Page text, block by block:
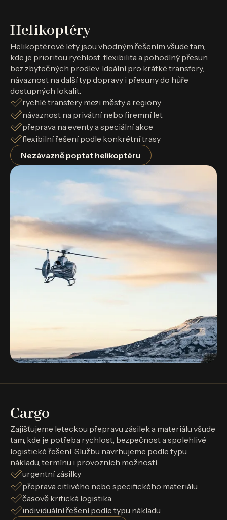
Helikoptéry
Helikoptérové lety jsou vhodným řešením všude tam,
kde je prioritou rychlost, flexibilita a pohodlný přesun
bez zbytečných prodlev. Ideální pro krátké transfery,
návaznost na další typ dopravy i přesuny do hůře
dostupných lokalit.
rychlé transfery mezi městy a regiony
návaznost na privátní nebo firemní let
přeprava na eventy a speciální akce
flexibilní řešení podle konkrétní trasy
Nezávazně poptat helikoptéru
Cargo
Zajišťujeme leteckou přepravu zásilek a materiálu všude
tam, kde je potřeba rychlost, bezpečnost a spolehlivé
logistické řešení. Službu navrhujeme podle typu
nákladu, termínu i provozních možností.
urgentní zásilky
přeprava citlivého nebo specifického materiálu
časově kritická logistika
individuální řešení podle typu nákladu